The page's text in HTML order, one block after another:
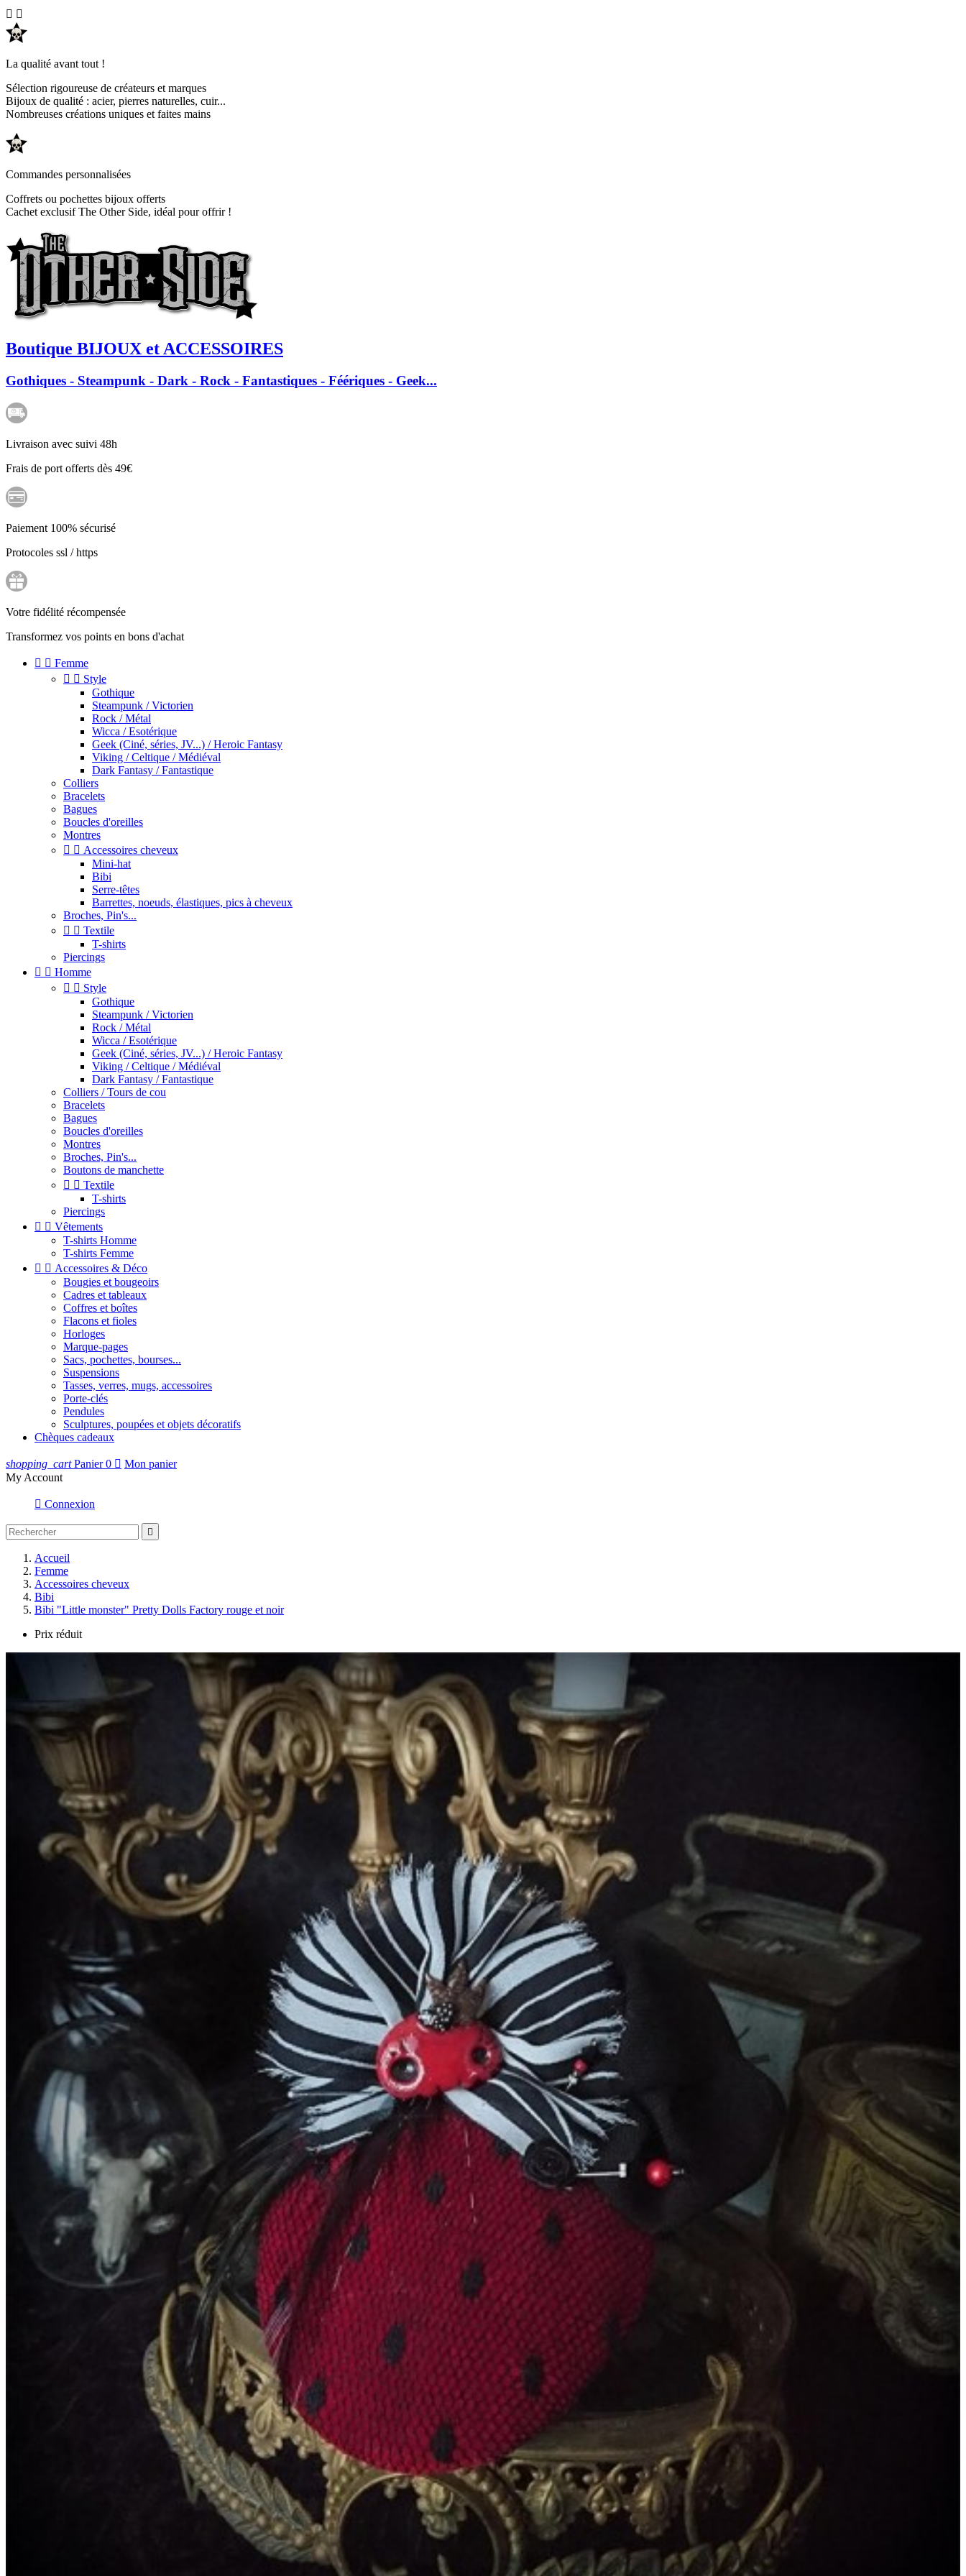
 
La qualité avant tout !
Sélection rigoureuse de créateurs et marques
Bijoux de qualité : acier, pierres naturelles, cuir...
Nombreuses créations uniques et faites mains
Commandes personnalisées
Coffrets ou pochettes bijoux offerts
Cachet exclusif The Other Side, idéal pour offrir !
Boutique BIJOUX et ACCESSOIRES
Gothiques - Steampunk - Dark - Rock - Fantastiques - Féériques - Geek...
Livraison avec suivi 48h
Frais de port offerts dès 49€
Paiement 100% sécurisé
Protocoles ssl / https
Votre fidélité récompensée
Transformez vos points en bons d'achat
  Femme
  Style
Gothique
Steampunk / Victorien
Rock / Métal
Wicca / Esotérique
Geek (Ciné, séries, JV...) / Heroic Fantasy
Viking / Celtique / Médiéval
Dark Fantasy / Fantastique
Colliers
Bracelets
Bagues
Boucles d'oreilles
Montres
  Accessoires cheveux
Mini-hat
Bibi
Serre-têtes
Barrettes, noeuds, élastiques, pics à cheveux
Broches, Pin's...
  Textile
T-shirts
Piercings
  Homme
  Style
Gothique
Steampunk / Victorien
Rock / Métal
Wicca / Esotérique
Geek (Ciné, séries, JV...) / Heroic Fantasy
Viking / Celtique / Médiéval
Dark Fantasy / Fantastique
Colliers / Tours de cou
Bracelets
Bagues
Boucles d'oreilles
Montres
Broches, Pin's...
Boutons de manchette
  Textile
T-shirts
Piercings
  Vêtements
T-shirts Homme
T-shirts Femme
  Accessoires & Déco
Bougies et bougeoirs
Cadres et tableaux
Coffres et boîtes
Flacons et fioles
Horloges
Marque-pages
Sacs, pochettes, bourses...
Suspensions
Tasses, verres, mugs, accessoires
Porte-clés
Pendules
Sculptures, poupées et objets décoratifs
Chèques cadeaux
shopping_cart Panier 0  Mon panier
My Account
 Connexion

Accueil
Femme
Accessoires cheveux
Bibi
Bibi "Little monster" Pretty Dolls Factory rouge et noir
Prix réduit